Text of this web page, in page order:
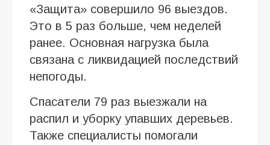
«Защита» совершило 96 выездов.
Это в 5 раз больше, чем неделей
ранее. Основная нагрузка была
связана с ликвидацией последствий
непогоды.
Спасатели 79 раз выезжали на
распил и уборку упавших деревьев.
Также специалисты помогали